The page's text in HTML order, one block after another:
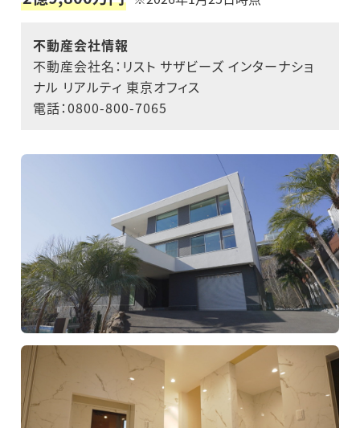
不動産会社情報
不動産会社名：リスト サザビーズ インターナショ
ナル リアルティ 東京オフィス
電話：0800-800-7065